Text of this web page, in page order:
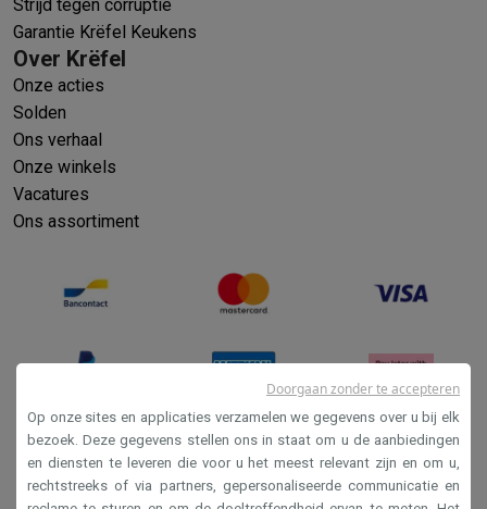
Strijd tegen corruptie
Garantie Krëfel Keukens
Over Krëfel
Onze acties
Solden
Ons verhaal
Onze winkels
Vacatures
Ons assortiment
Verkoopsvoorwaarden
Privacy
Op onze sites en applicaties verzamelen we gegevens over u bij elk
bezoek. Deze gegevens stellen ons in staat om u de aanbiedingen
en diensten te leveren die voor u het meest relevant zijn en om u,
rechtstreeks of via partners, gepersonaliseerde communicatie en
Doorgaan zonder te accepteren